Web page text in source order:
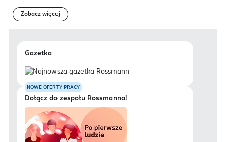
Zobacz więcej
Gazetka
NOWE OFERTY PRACY
Dołącz do zespołu Rossmanna!